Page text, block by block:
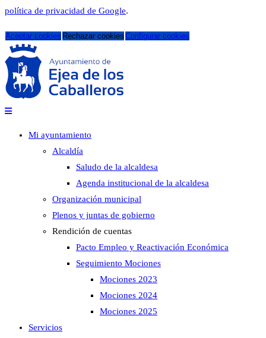
política de privacidad de Google.
Aceptar cookies Rechazar cookies Configurar cookies
Mi ayuntamiento
Alcaldía
Saludo de la alcaldesa
Agenda institucional de la alcaldesa
Organización municipal
Plenos y juntas de gobierno
Rendición de cuentas
Pacto Empleo y Reactivación Económica
Seguimiento Mociones
Mociones 2023
Mociones 2024
Mociones 2025
Servicios